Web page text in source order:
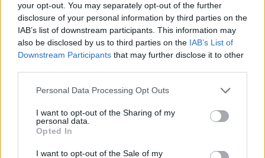
your opt-out. You may separately opt-out of the further
disclosure of your personal information by third parties on the
IAB’s list of downstream participants. This information may
also be disclosed by us to third parties on the IAB’s List of
Downstream Participants that may further disclose it to other
Personal Data Processing Opt Outs
I want to opt-out of the Sharing of my
personal data.
Opted In
I want to opt-out of the Sale of my